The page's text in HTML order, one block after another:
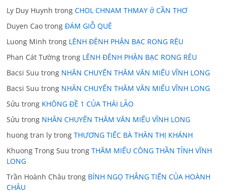
Ly Duy Huynh trongCHOL CHNAM THMAY ở CẦN THƠ
Duyen Cao trongĐÁM GIỖ QUÊ
Luong Minh trong LÊNH ĐÊNH PHẬN BẠC RONG RÊU
Phan Cát Tường trong LÊNH ĐÊNH PHẬN BẠC RONG RÊU
Bacsi Suu trong NHÂN CHUYẾN THĂM VĂN MIẾU VĨNH LONG
Bacsi Suu trong NHÂN CHUYẾN THĂM VĂN MIẾU VĨNH LONG
Sửu trong KHÔNG ĐỀ 1 CỦA THÁI LÃO
Sửu trong NHÂN CHUYẾN THĂM VĂN MIẾU VĨNH LONG
huong tran ly trongTHƯƠNG TIẾC BÀ THÂN THỊ KHÁNH
Khuong Trong Suu trongTHĂM MIẾU CÔNG THẦN TỈNH VĨNH
LONG
Trần Hoành Châu trong BÍNH NGỌ THẲNG TIẾN CỦA HOÀNH
CHÂU